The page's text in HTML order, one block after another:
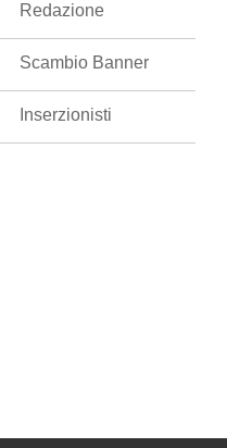
Redazione
Scambio Banner
Inserzionisti